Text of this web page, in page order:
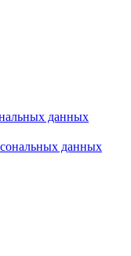
данных
данных